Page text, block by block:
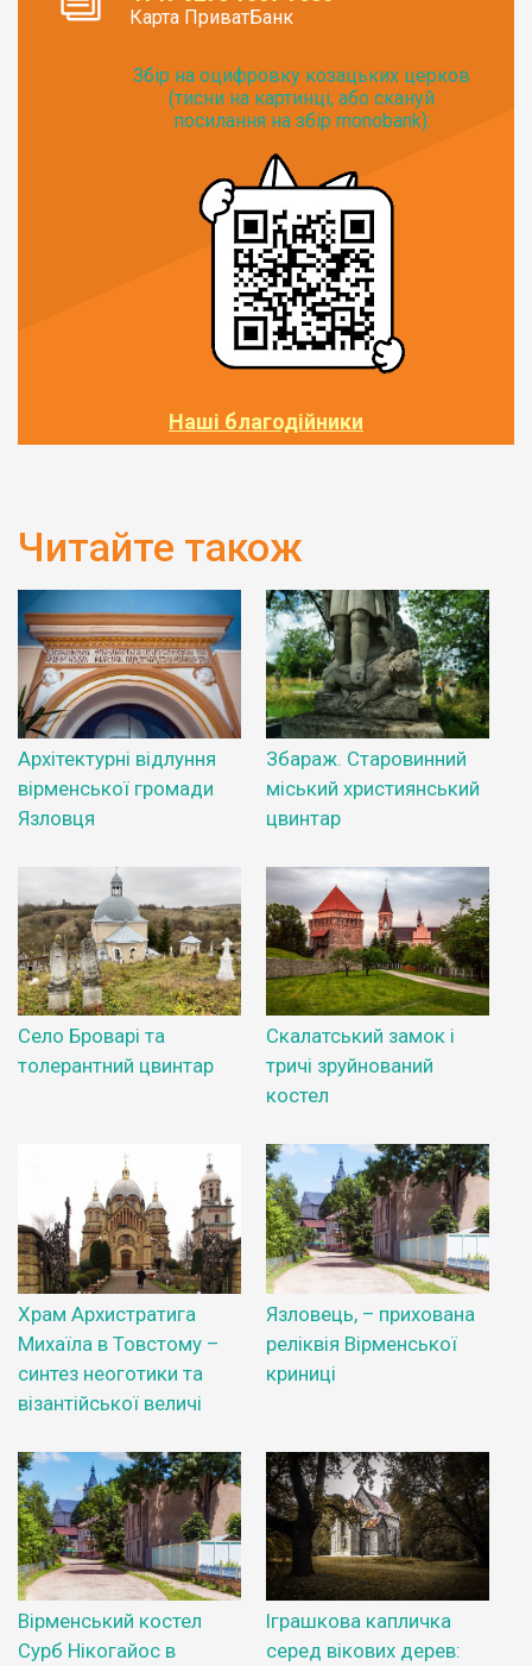
Карта ПриватБанк
Збір на оцифровку козацьких церков
(тисни на картинці, або скануй
посилання на збір monobank):
Наші благодійники
Читайте також
Архітектурні відлуння
вірменської громади
Язловця
Збараж. Старовинний
міський християнський
цвинтар
Село Броварі та
толерантний цвинтар
Скалатський замок і
тричі зруйнований
костел
Храм Архистратига
Михаїла в Товстому –
синтез неоготики та
візантійської величі
Язловець, – прихована
реліквія Вірменської
криниці
Вірменський костел
Сурб Нікогайос в
Іграшкова капличка
серед вікових дерев: